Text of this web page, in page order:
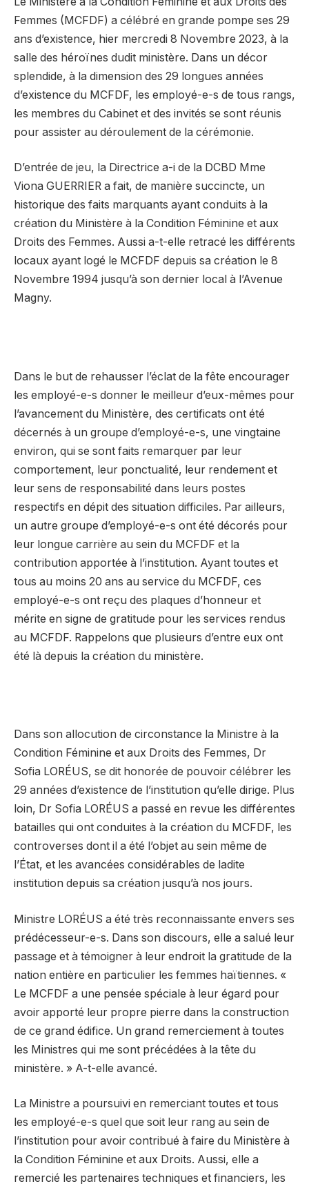
Femmes (MCFDF) a célébré en grande pompe ses 29
ans d’existence, hier mercredi 8 Novembre 2023, à la
salle des héroïnes dudit ministère. Dans un décor
splendide, à la dimension des 29 longues années
d’existence du MCFDF, les employé-e-s de tous rangs,
les membres du Cabinet et des invités se sont réunis
pour assister au déroulement de la cérémonie.
D’entrée de jeu, la Directrice a-i de la DCBD Mme
Viona GUERRIER a fait, de manière succincte, un
historique des faits marquants ayant conduits à la
création du Ministère à la Condition Féminine et aux
Droits des Femmes. Aussi a-t-elle retracé les différents
locaux ayant logé le MCFDF depuis sa création le 8
Novembre 1994 jusqu’à son dernier local à l’Avenue
Magny.
Dans le but de rehausser l’éclat de la fête encourager
les employé-e-s donner le meilleur d’eux-mêmes pour
l’avancement du Ministère, des certificats ont été
décernés à un groupe d’employé-e-s, une vingtaine
environ, qui se sont faits remarquer par leur
comportement, leur ponctualité, leur rendement et
leur sens de responsabilité dans leurs postes
respectifs en dépit des situation difficiles. Par ailleurs,
un autre groupe d’employé-e-s ont été décorés pour
leur longue carrière au sein du MCFDF et la
contribution apportée à l’institution. Ayant toutes et
tous au moins 20 ans au service du MCFDF, ces
employé-e-s ont reçu des plaques d’honneur et
mérite en signe de gratitude pour les services rendus
au MCFDF. Rappelons que plusieurs d’entre eux ont
été là depuis la création du ministère.
Dans son allocution de circonstance la Ministre à la
Condition Féminine et aux Droits des Femmes, Dr
Sofia LORÉUS, se dit honorée de pouvoir célébrer les
29 années d’existence de l’institution qu’elle dirige. Plus
loin, Dr Sofia LORÉUS a passé en revue les différentes
batailles qui ont conduites à la création du MCFDF, les
controverses dont il a été l’objet au sein même de
l’État, et les avancées considérables de ladite
institution depuis sa création jusqu’à nos jours.
Ministre LORÉUS a été très reconnaissante envers ses
prédécesseur-e-s. Dans son discours, elle a salué leur
passage et à témoigner à leur endroit la gratitude de la
nation entière en particulier les femmes haïtiennes. «
Le MCFDF a une pensée spéciale à leur égard pour
avoir apporté leur propre pierre dans la construction
de ce grand édifice. Un grand remerciement à toutes
les Ministres qui me sont précédées à la tête du
ministère. » A-t-elle avancé.
La Ministre a poursuivi en remerciant toutes et tous
les employé-e-s quel que soit leur rang au sein de
l’institution pour avoir contribué à faire du Ministère à
la Condition Féminine et aux Droits. Aussi, elle a
remercié les partenaires techniques et financiers, les